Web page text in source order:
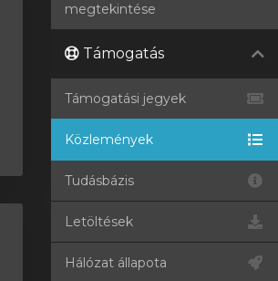
megtekintése
Támogatás
Támogatási jegyek
Közlemények
Tudásbázis
Letöltések
Hálózat állapota